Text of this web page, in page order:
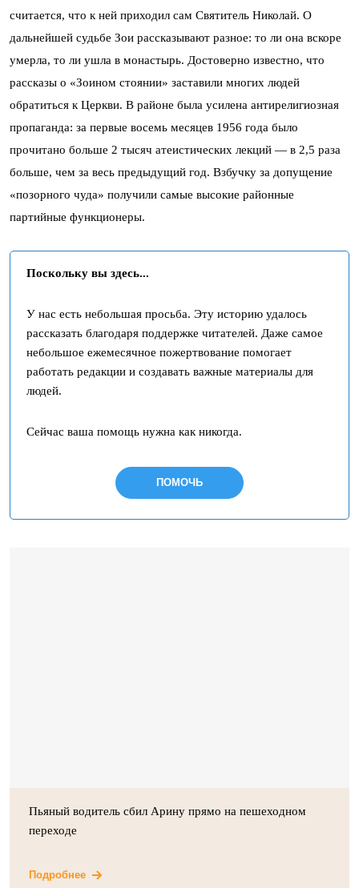
считается, что к ней приходил сам Святитель Николай. О
дальнейшей судьбе Зои рассказывают разное: то ли она вскоре
умерла, то ли ушла в монастырь. Достоверно известно, что
рассказы о «Зоином стоянии» заставили многих людей
обратиться к Церкви. В районе была усилена антирелигиозная
пропаганда: за первые восемь месяцев 1956 года было
прочитано больше 2 тысяч атеистических лекций — в 2,5 раза
больше, чем за весь предыдущий год. Взбучку за допущение
«позорного чуда» получили самые высокие районные
партийные функционеры.
Поскольку вы здесь...
У нас есть небольшая просьба. Эту историю удалось
рассказать благодаря поддержке читателей. Даже самое
небольшое ежемесячное пожертвование помогает
работать редакции и создавать важные материалы для
людей.
Сейчас ваша помощь нужна как никогда.
ПОМОЧЬ
Пьяный водитель сбил Арину прямо на пешеходном
переходе
Подробнее